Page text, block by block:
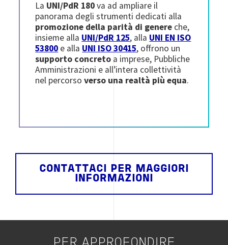
La UNI/PdR 180va ad ampliare il
panorama degli strumenti dedicati alla
promozione della parità di genere che,
insieme alla UNI/PdR 125, alla UNI EN ISO
53800 e alla UNI ISO 30415, offrono un
supporto concreto a imprese, Pubbliche
Amministrazioni e all’intera collettività
nel percorsoverso una realtà più equa.
CONTATTACI PER MAGGIORI
INFORMAZIONI